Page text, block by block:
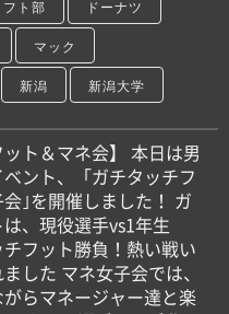
フト部 ドーナツ
マック
新潟 新潟大学
ット＆マネ会】 本日は男
ント、「ガチタッチフ
｣を開催しました！ ガ
、現役選手vs1年生
チフット勝負！熱い戦い
した マネ女子会では、
らマネージャー達と楽